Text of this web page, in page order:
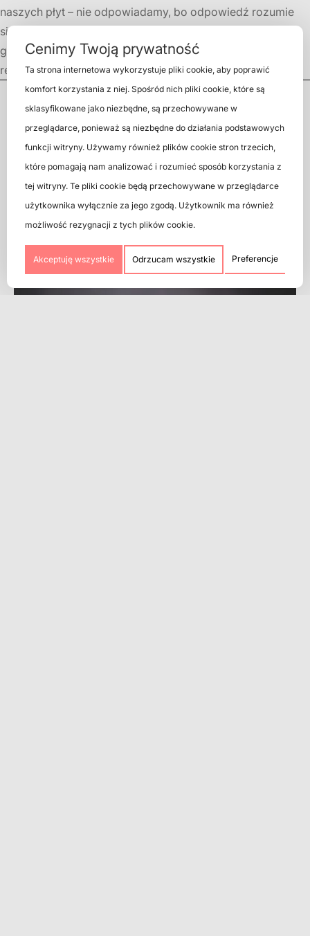
naszych płyt – nie odpowiadamy, bo odpowiedź rozumie
się sama przez się. Jest to niewątpliwie bardzo przydatny
gadżet, po który fan winylowego brzmienia powinien
regularnie sięgać.
Zobacz również
Cenimy Twoją prywatność
Ta strona internetowa wykorzystuje pliki cookie, aby poprawić
komfort korzystania z niej. Spośród nich pliki cookie, które są
sklasyfikowane jako niezbędne, są przechowywane w
przeglądarce, ponieważ są niezbędne do działania podstawowych
funkcji witryny. Używamy również plików cookie stron trzecich,
które pomagają nam analizować i rozumieć sposób korzystania z
tej witryny. Te pliki cookie będą przechowywane w przeglądarce
użytkownika wyłącznie za jego zgodą. Użytkownik ma również
możliwość rezygnacji z tych plików cookie.
Akceptuję wszystkie Odrzucam wszystkie Preferencje